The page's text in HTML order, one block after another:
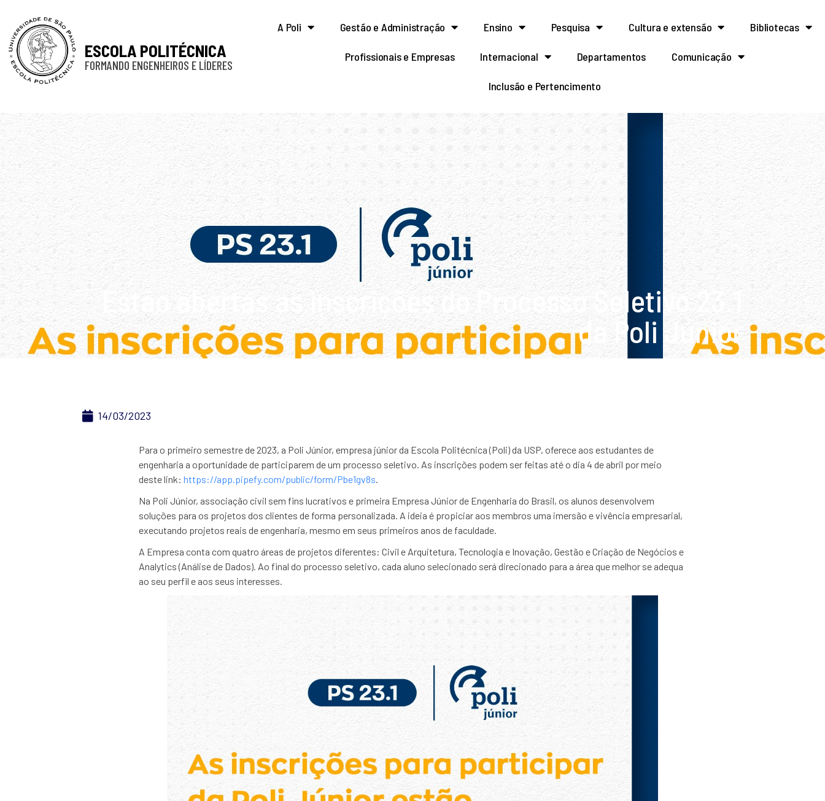
ESCOLA POLITÉCNICA
FORMANDO ENGENHEIROS E LÍDERES
A Poli Gestão e Administração Ensino Pesquisa Cultura e extensão Bibliotecas
Profissionais e Empresas Internacional Departamentos Comunicação
Inclusão e Pertencimento
Estão abertas as inscrições do Processo Seletivo 23.1
da Poli Júnior
14/03/2023
Para o primeiro semestre de 2023, a Poli Júnior, empresa júnior da Escola Politécnica (Poli) da USP, oferece aos estudantes de
engenharia a oportunidade de participarem de um processo seletivo. As inscrições podem ser feitas até o dia 4 de abril por meio
deste link: https://app.pipefy.com/public/form/Pbe1gv8s.
Na Poli Júnior, associação civil sem fins lucrativos e primeira Empresa Júnior de Engenharia do Brasil, os alunos desenvolvem
soluções para os projetos dos clientes de forma personalizada. A ideia é propiciar aos membros uma imersão e vivência empresarial,
executando projetos reais de engenharia, mesmo em seus primeiros anos de faculdade.
A Empresa conta com quatro áreas de projetos diferentes: Civil e Arquitetura, Tecnologia e Inovação, Gestão e Criação de Negócios e
Analytics (Análise de Dados). Ao final do processo seletivo, cada aluno selecionado será direcionado para a área que melhor se adequa
ao seu perfil e aos seus interesses.